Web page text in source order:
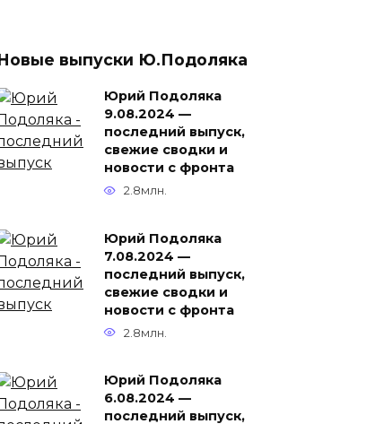
выпуски Ю.Подоляка
Юрий Подоляка
9.08.2024 —
последний выпуск,
свежие сводки и
новости с фронта
2.8млн.
Юрий Подоляка
7.08.2024 —
последний выпуск,
свежие сводки и
новости с фронта
2.8млн.
Юрий Подоляка
6.08.2024 —
последний выпуск,